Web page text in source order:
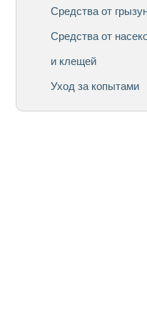
Средства от
Средства от
и клещей
Уход за копытами